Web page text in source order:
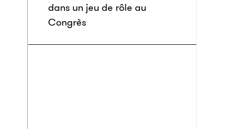
dans un jeu de rôle au
Congrès